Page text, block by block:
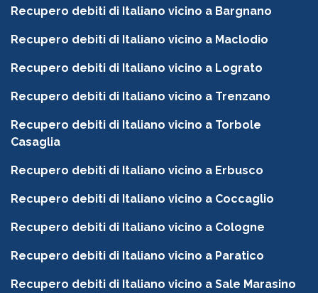
Recupero debiti di Italiano vicino a Bargnano
Recupero debiti di Italiano vicino a Maclodio
Recupero debiti di Italiano vicino a Lograto
Recupero debiti di Italiano vicino a Trenzano
Recupero debiti di Italiano vicino a Torbole
Casaglia
Recupero debiti di Italiano vicino a Erbusco
Recupero debiti di Italiano vicino a Coccaglio
Recupero debiti di Italiano vicino a Cologne
Recupero debiti di Italiano vicino a Paratico
Recupero debiti di Italiano vicino a Sale Marasino